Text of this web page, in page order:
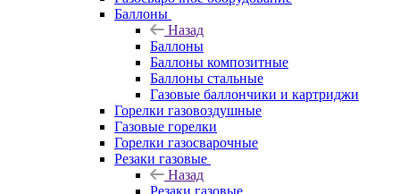
Баллоны
Назад
Баллоны
Баллоны композитные
Баллоны стальные
Газовые баллончики и картриджи
Горелки газовоздушные
Газовые горелки
Горелки газосварочные
Резаки газовые
Назад
Резаки газовые